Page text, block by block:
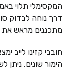
המקסימלי תלוי
דרך נוחה לבדוק
מתכננים מראש את
הימור שונים.